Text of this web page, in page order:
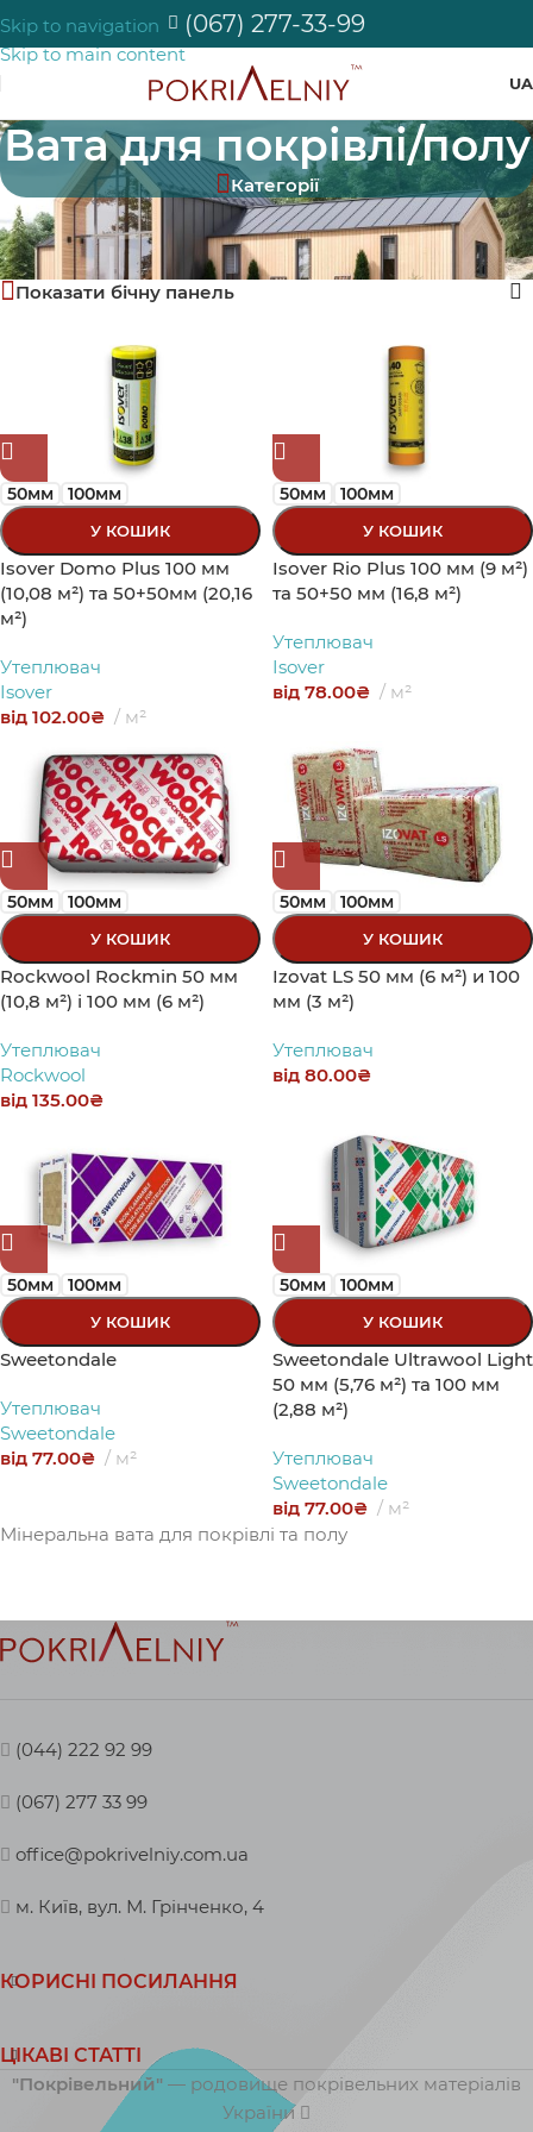
Skip to navigation
Skip to main content
(067) 277-33-99
UA
Вата для покрівлі/полу
Категорії
Головна/Магазин Product Розділ/Вата для покрівлі/полу
Відображаються усі з 6 результату
Показати бічну панель
50мм 100мм
У КОШИК
Isover Domo Plus 100 мм
(10,08 м²) та 50+50мм (20,16
м²)
Утеплювач
Isover
від 102.00₴ м²
50мм 100мм
У КОШИК
Isover Rio Plus 100 мм (9 м²)
та 50+50 мм (16,8 м²)
Утеплювач
Isover
від 78.00₴ м²
50мм 100мм
У КОШИК
Rockwool Rockmin 50 мм
(10,8 м²) і 100 мм (6 м²)
Утеплювач
Rockwool
від 135.00₴
50мм 100мм
У КОШИК
Izovat LS 50 мм (6 м²) и 100
мм (3 м²)
Утеплювач
від 80.00₴
50мм 100мм
У КОШИК
Sweetondale
Утеплювач
Sweetondale
від 77.00₴ м²
50мм 100мм
У КОШИК
Sweetondale Ultrawool Light
50 мм (5,76 м²) та 100 мм
(2,88 м²)
Утеплювач
Sweetondale
від 77.00₴
м²
Мінеральна вата для покрівлі та полу
(044) 222 92 99
(067) 277 33 99
office@pokrivelniy.com.ua
м. Київ, вул. М. Грінченко, 4
КОРИСНІ ПОСИЛАННЯ
ЦІКАВІ СТАТТІ
"Покрівельний" — родовище покрівельних матеріалів
України